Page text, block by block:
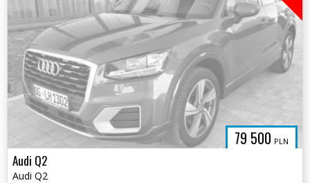
79 500 PLN
Audi Q2
Audi Q2